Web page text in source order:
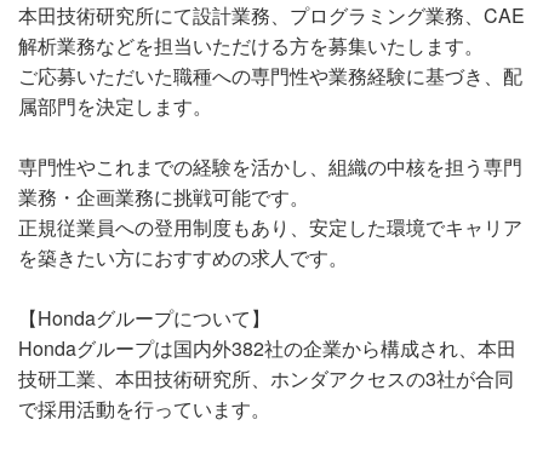
本田技術研究所にて設計業務、プログラミング業務、CAE
解析業務などを担当いただける方を募集いたします。
ご応募いただいた職種への専門性や業務経験に基づき、配
属部門を決定します。
専門性やこれまでの経験を活かし、組織の中核を担う専門
業務・企画業務に挑戦可能です。
正規従業員への登用制度もあり、安定した環境でキャリア
を築きたい方におすすめの求人です。
【Hondaグループについて】
Hondaグループは国内外382社の企業から構成され、本田
技研工業、本田技術研究所、ホンダアクセスの3社が合同
で採用活動を行っています。